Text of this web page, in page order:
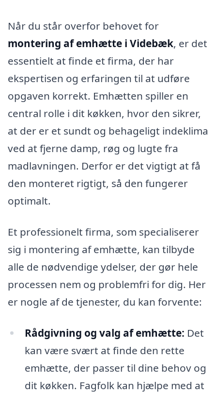
Når du står overfor behovet for
montering af emhætte i Videbæk, er det
essentielt at finde et firma, der har
ekspertisen og erfaringen til at udføre
opgaven korrekt. Emhætten spiller en
central rolle i dit køkken, hvor den sikrer,
at der er et sundt og behageligt indeklima
ved at fjerne damp, røg og lugte fra
madlavningen. Derfor er det vigtigt at få
den monteret rigtigt, så den fungerer
optimalt.
Et professionelt firma, som specialiserer
sig i montering af emhætte, kan tilbyde
alle de nødvendige ydelser, der gør hele
processen nem og problemfri for dig. Her
er nogle af de tjenester, du kan forvente:
Rådgivning og valg af emhætte: Det
kan være svært at finde den rette
emhætte, der passer til dine behov og
dit køkken. Fagfolk kan hjælpe med at